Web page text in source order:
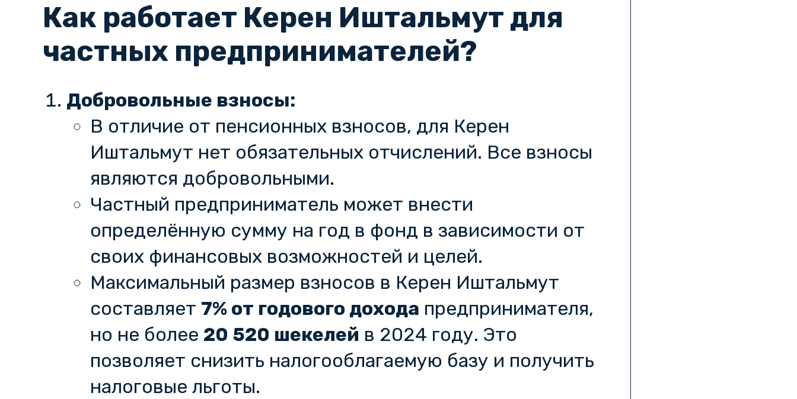
Как работает Керен Иштальмут для
частных предпринимателей?
Добровольные взносы:
В отличие от пенсионных взносов, для Керен
Иштальмут нет обязательных отчислений. Все взносы
являются добровольными.
Частный предприниматель может внести
определённую сумму на год в фонд в зависимости от
своих финансовых возможностей и целей.
Максимальный размер взносов в Керен Иштальмут
составляет 7% от годового дохода предпринимателя,
но не более 20 520 шекелей в 2024 году. Это
позволяет снизить налогооблагаемую базу и получить
налоговые льготы.